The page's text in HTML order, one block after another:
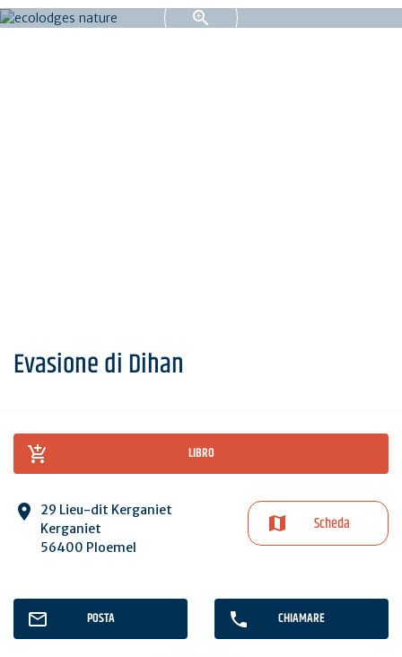
Evasione di Dihan
LIBRO
29 Lieu-dit Kerganiet
Kerganiet
56400 Ploemel
Scheda
POSTA CHIAMARE